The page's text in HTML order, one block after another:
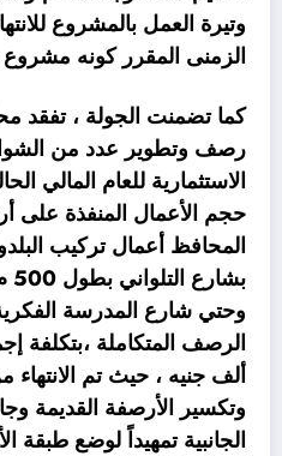
وتيرة العمل بالمشروع
الزمنى المقرر كونه
كما تضمنت الجولة ، تفقد
رصف وتطوير عدد من
الاستثمارية للعام المالي
حجم الأعمال المنفذة على
المحافظ أعمال تركيب
وحتي شارع المدرسة
ألف جنيه ، حيث تم
وتكسير الأرصفة القديمة
الجانبية تمهيداً لوضع طبقة